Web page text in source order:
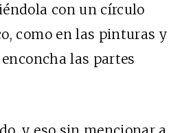
con un círculo
como en las pinturas y
las partes